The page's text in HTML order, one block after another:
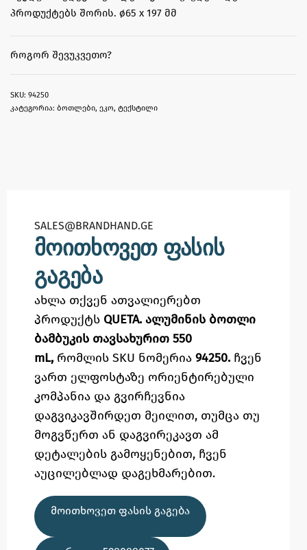
პროდუქტებს შორის. ø65 x 197 მმ
ᲠᲝᲒᲝᲠ ᲨᲔᲕᲣᲙᲕᲔᲗᲝ?
94250
კატეგორია: ბოთლები, ეკო, ტექსტილი
SALES@BRANDHAND.GE​
მოითხოვეთ ფასის
გაგება
ახლა თქვენ ათვალიერებთ
პროდუქტს QUETA. ალუმინის ბოთლი
ბამბუკის თავსახურით 550
mL, რომლის SKU ნომერია 94250. ჩვენ
ვართ ელფოსტაზე ორიენტირებული
კომპანია და გვირჩევნია
დაგვიკავშირდეთ მეილით, თუმცა თუ
მოგვწერთ ან დაგვირეკავთ ამ
დეტალების გამოყენებით, ჩვენ
აუცილებლად დაგეხმარებით.
ᲛᲝᲘᲗᲮᲝᲕᲔᲗ ᲤᲐᲡᲘᲡ ᲒᲐᲒᲔᲑᲐ